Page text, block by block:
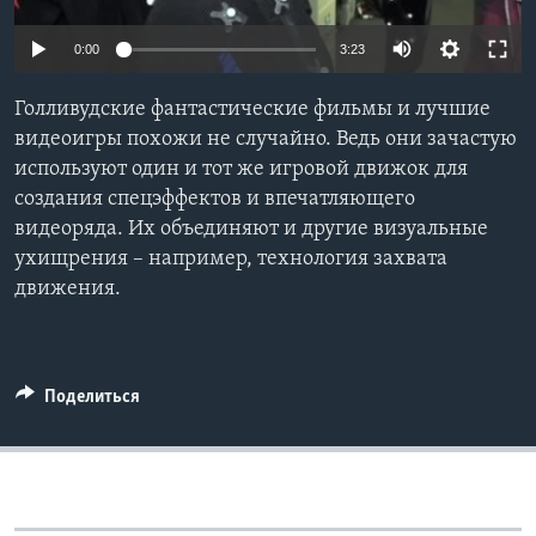
Learning English
СОЦИАЛЬНЫЕ СЕТИ
Языки
0:00 3:23
Голливудские фантастические фильмы и лучшие
видеоигры похожи не случайно. Ведь они зачастую
используют один и тот же игровой движок для
создания спецэффектов и впечатляющего
видеоряда. Их объединяют и другие визуальные
ухищрения – например, технология захвата
движения.
Поделиться